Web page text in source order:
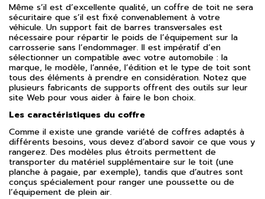
Même s’il est d’excellente qualité, un coffre de toit ne sera
sécuritaire que s’il est fixé convenablement à votre
véhicule. Un support fait de barres transversales est
nécessaire pour répartir le poids de l’équipement sur la
carrosserie sans l’endommager. Il est impératif d’en
sélectionner un compatible avec votre automobile : la
marque, le modèle, l’année, l’édition et le type de toit sont
tous des éléments à prendre en considération. Notez que
plusieurs fabricants de supports offrent des outils sur leur
site Web pour vous aider à faire le bon choix.
Les caractéristiques du coffre
Comme il existe une grande variété de coffres adaptés à
différents besoins, vous devez d’abord savoir ce que vous y
rangerez. Des modèles plus étroits permettent de
transporter du matériel supplémentaire sur le toit (une
planche à pagaie, par exemple), tandis que d’autres sont
conçus spécialement pour ranger une poussette ou de
l’équipement de plein air.